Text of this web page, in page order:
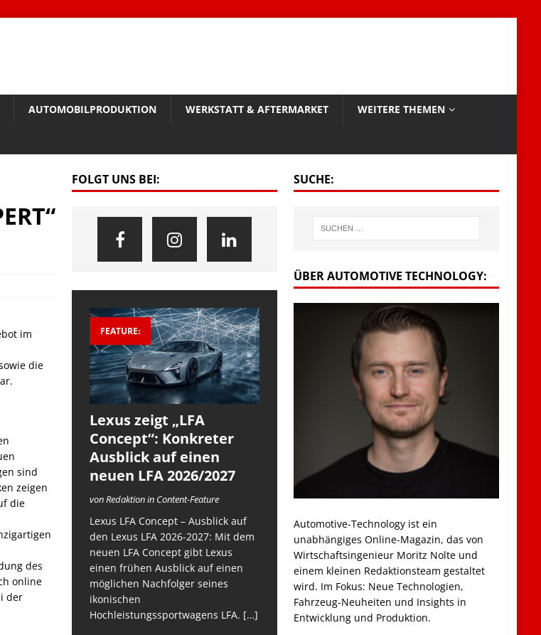
AUTOMOBILPRODUKTION WERKSTATT & AFTERMARKET WEITERE THEMEN
im
die
sind
zeigen
die
des
online
der
FOLGT UNS BEI:
FEATURE:
Lexus zeigt „LFA
Concept“: Konkreter
Ausblick auf einen
neuen LFA 2026/2027
von Redaktion in Content-Feature
Lexus LFA Concept – Ausblick auf
den Lexus LFA 2026-2027: Mit dem
neuen LFA Concept gibt Lexus
einen frühen Ausblick auf einen
möglichen Nachfolger seines
ikonischen
Hochleistungssportwagens LFA. […]
SUCHE:
ÜBER AUTOMOTIVE TECHNOLOGY:
Automotive-Technology ist ein
unabhängiges Online-Magazin, das von
Wirtschaftsingenieur Moritz Nolte und
einem kleinen Redaktionsteam gestaltet
wird. Im Fokus: Neue Technologien,
Fahrzeug-Neuheiten und Insights in
Entwicklung und Produktion.